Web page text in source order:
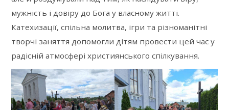
мужність і довіру до Бога у власному житті.
Катехизації, спільна молитва, ігри та різноманітні
творчі заняття допомогли дітям провести цей час у
радісній атмосфері християнського спілкування.